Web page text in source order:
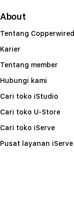
About
Tentang Copperwired
Karier
Tentang member
Hubungi kami
Cari toko iStudio
Cari toko U-Store
Cari toko iServe
Pusat layanan iServe